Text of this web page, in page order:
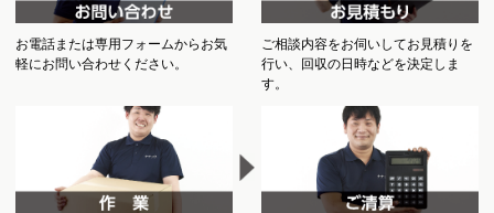
お電話または専用フォームからお気
軽にお問い合わせください。
ご相談内容をお伺いしてお見積りを
行い、回収の日時などを決定しま
す。